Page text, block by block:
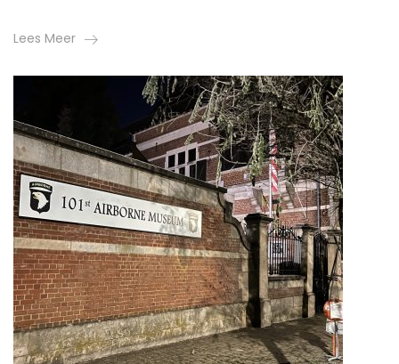
Lees Meer